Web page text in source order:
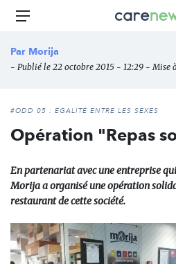
Aller
principal
Carenews,
des
Menu
Par Morija
- Publié le 22 octobre 2015 - 12:29 - Mise
#ODD 05 : ÉGALITÉ ENTRE LES SEXES
Opération "Repas
En partenariat avec une entreprise
Morija a organisé une opération
restaurant de cette société.